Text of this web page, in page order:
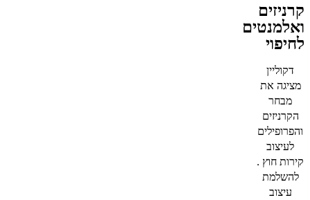
קרניזים
ואלמנטים
לחיפוי
דקוליין
מציגה את
מבחר
הקרניזים
והפרופילים
לעיצוב
קירות חוץ .
להשלמת
עיצוב